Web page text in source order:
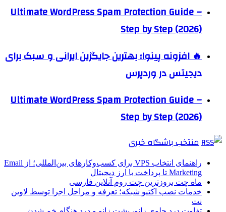
Ultimate WordPress Spam Protection Guide –
Step by Step (2026)
🔥 افزونه پینوا؛ بهترین جایگزین ایرانی و سبک برای
دیجیتس در وردپرس
Ultimate WordPress Spam Protection Guide –
Step by Step (2026)
منتخب باشگاه خبری
راهنمای انتخاب VPS برای کسب‌وکارهای بین‌المللی؛ از Email
Marketing تا پرداخت با ارز دیجیتال
ماه چت بروزترین چت روم آنلاین فارسی
خدمات نصب اکتیو شبکه؛ تعرفه و مراحل اجرا توسط لاوین
نت